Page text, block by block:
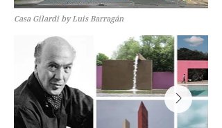
Casa Gilardi by Luis Barragán